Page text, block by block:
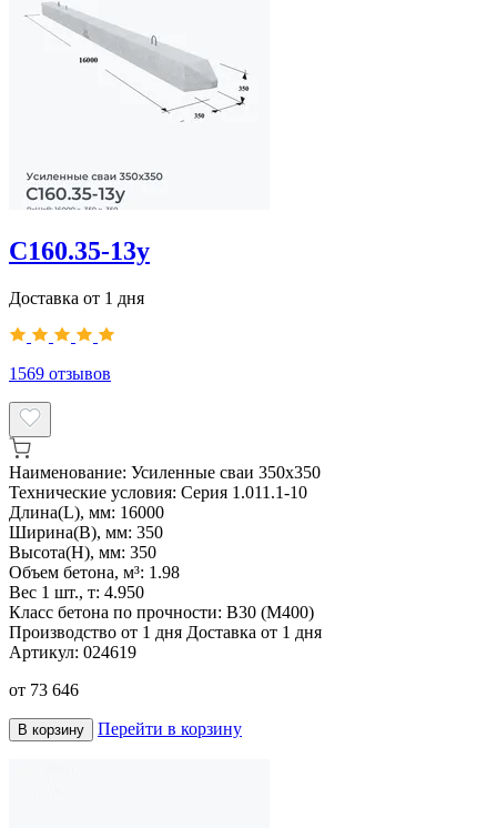
С160.35-13у
Доставка от 1 дня
1569 отзывов
Наименование: Усиленные сваи 350х350
Технические условия: Серия 1.011.1-10
Длина(L), мм: 16000
Ширина(B), мм: 350
Высота(H), мм: 350
Объем бетона, м³: 1.98
Вес 1 шт., т: 4.950
Класс бетона по прочности: В30 (М400)
Производство от 1 дня Доставка от 1 дня
Артикул: 024619
от 73 646
В корзину Перейти в корзину